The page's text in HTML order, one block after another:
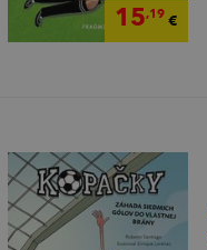
15,19 €